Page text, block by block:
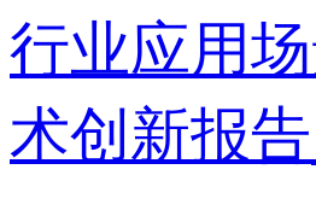
行业应用
术创新报告